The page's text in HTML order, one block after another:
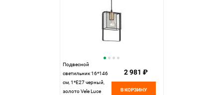
Подвесной
светильник 16*146
см, 1*E27 черный,
золото Vele Luce
2 981 ₽
В КОРЗИНУ